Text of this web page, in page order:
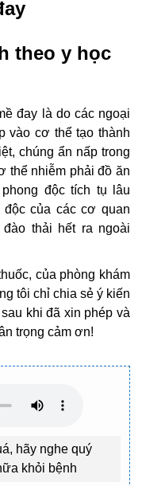
theo y học
đay là do các ngoại
vào cơ thể tạo thành
chúng ẩn nấp trong
thể nhiễm phải đồ ăn
độc tích tụ lâu
của các cơ quan
thải hết ra ngoài
của phòng khám
tôi chỉ chia sẻ ý kiến
khi đã xin phép và
trọng cảm ơn!
hãy nghe quý
khỏi bệnh